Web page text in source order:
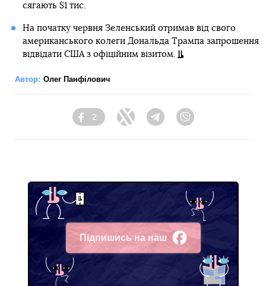
сягають $1 тис.
На початку червня Зеленський отримав від свого
американського колеги Дональда Трампа запрошення
відвідати США з офіційним візитом.
Автор: Олег Панфілович
Facebook
2
Twitter Telegram
Підпишись на наш
Facebook